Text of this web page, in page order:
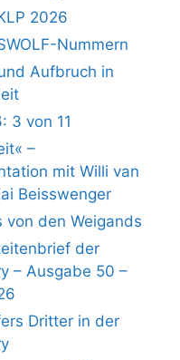
2026
Nummern
Aufbruch in
3 von 11
–
mit Willi van
Beisswenger
von den Weigands
der
– Ausgabe 50 –
Dritter in der